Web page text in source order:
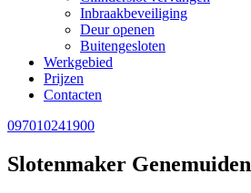
Inbraakbeveiliging
Deur openen
Buitengesloten
Werkgebied
Prijzen
Contacten
097010241900
Slotenmaker Genemuiden